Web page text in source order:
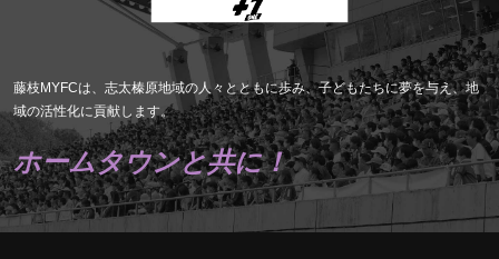
藤枝MYFCは、志太榛原地域の人々とともに歩み、子どもたちに夢を与え、地
域の活性化に貢献します。
ホームタウンと共に！